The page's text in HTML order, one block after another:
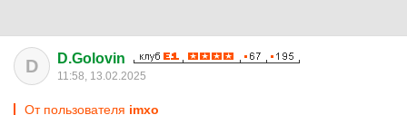
D D.Golovin
11:58, 13.02.2025
От пользователя imxo